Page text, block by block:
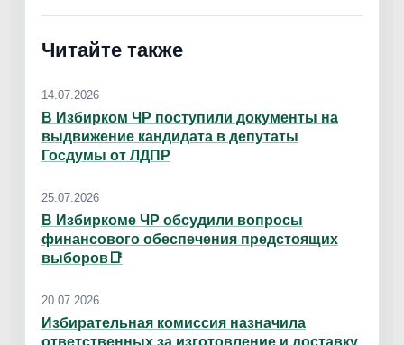
Читайте также
14.07.2026
В Избирком ЧР поступили документы на
выдвижение кандидата в депутаты
Госдумы от ЛДПР
25.07.2026
В Избиркоме ЧР обсудили вопросы
финансового обеспечения предстоящих
выборов📑
20.07.2026
Избирательная комиссия назначила
ответственных за изготовление и доставку